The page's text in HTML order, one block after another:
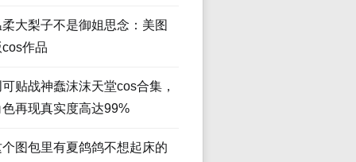
大梨子不是御姐思念：美图
cos作品
贴战神蠢沫沫天堂cos合集，
色再现真实度高达99%
个图包里有夏鸽鸽不想起床的